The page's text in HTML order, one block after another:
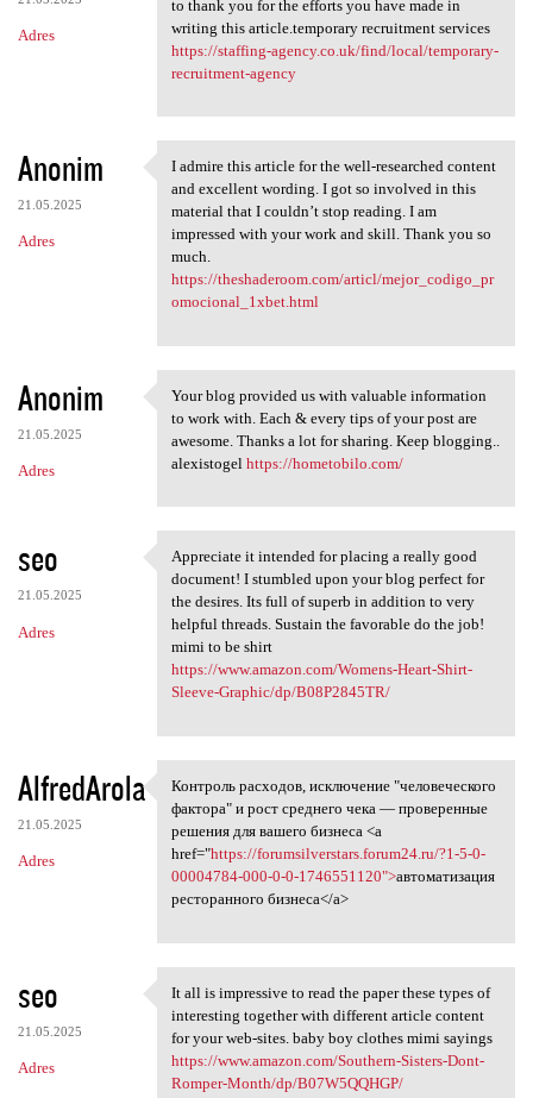
Adres
to thank you for the efforts you have made in
writing this article.temporary recruitment services
https://staffing-agency.co.uk/find/local/temporary-
recruitment-agency
Anonim
21.05.2025
Adres
I admire this article for the
I admire this article for the well-researched content
and excellent wording. I got so involved in this
material that I couldn’t stop reading. I am
impressed with your work and skill. Thank you so
much.
https://theshaderoom.com/articl/mejor_codigo_pr
omocional_1xbet.html
Anonim
21.05.2025
Adres
Your blog provided us with
Your blog provided us with valuable information
to work with. Each & every tips of your post are
awesome. Thanks a lot for sharing. Keep blogging..
alexistogel https://hometobilo.com/
seo
21.05.2025
Adres
Appreciate it intended for
Appreciate it intended for placing a really good
document! I stumbled upon your blog perfect for
the desires. Its full of superb in addition to very
helpful threads. Sustain the favorable do the job!
mimi to be shirt
https://www.amazon.com/Womens-Heart-Shirt-
Sleeve-Graphic/dp/B08P2845TR/
AlfredArola
21.05.2025
Adres
Контроль расходов, исключение
Контроль расходов, исключение "человеческого
фактора" и рост среднего чека — проверенные
решения для вашего бизнеса <a
href="https://forumsilverstars.forum24.ru/?1-5-0-
00004784-000-0-0-1746551120">автоматизация
ресторанного бизнеса</a>
seo
21.05.2025
Adres
It all is impressive to read
It all is impressive to read the paper these types of
interesting together with different article content
for your web-sites. baby boy clothes mimi sayings
https://www.amazon.com/Southern-Sisters-Dont-
Romper-Month/dp/B07W5QQHGP/